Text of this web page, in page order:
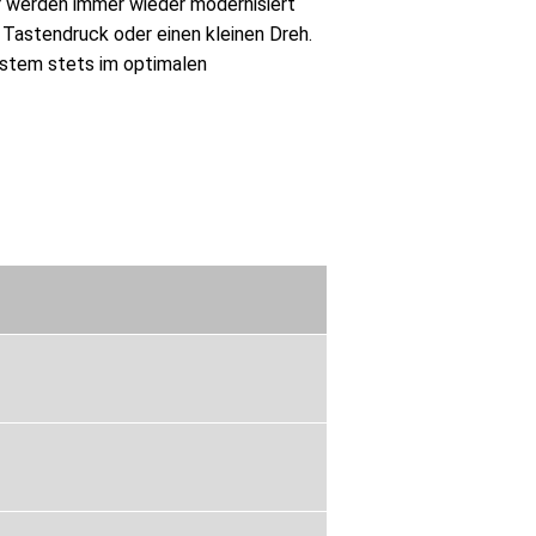
oder einen kleinen Dreh.
stets im optimalen